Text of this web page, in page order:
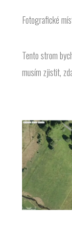
Fotografické
Tento strom
musím zjistit,